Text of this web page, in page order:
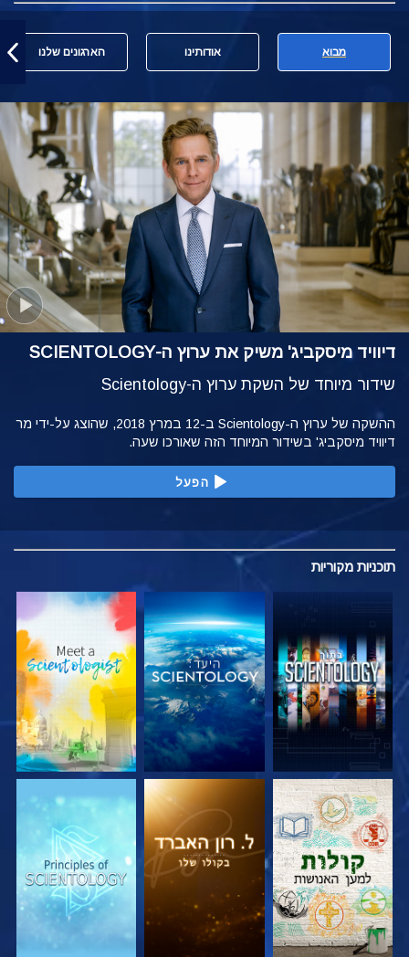
מבוא אודותינו הארגונים שלנו
דיוויד מיסקביג' משיק את ערוץ ה-SCIENTOLOGY
שידור מיוחד של השקת ערוץ ה-Scientology
ההשקה של ערוץ ה-Scientology ב-12 במרץ 2018, שהוצג על-ידי מר
דיוויד מיסקביג' בשידור המיוחד הזה שאורכו שעה.
הפעל
תוכניות מקוריות
בדוק את הסדרה בדוק את הסדרה בדוק את הסדרה